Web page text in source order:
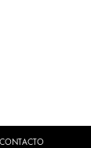
CONTACTO